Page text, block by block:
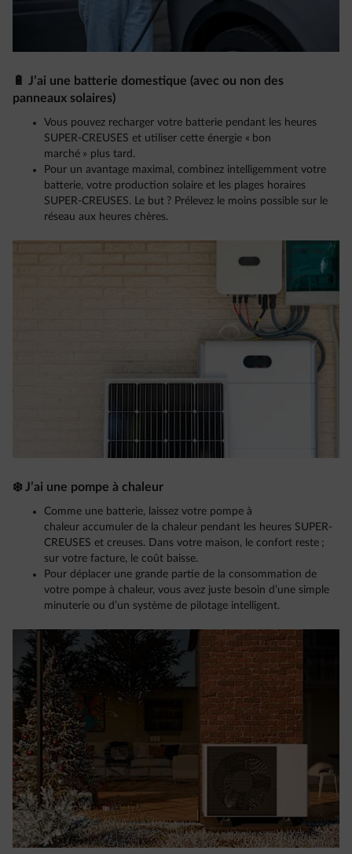
🔋 J’ai une batterie domestique (avec ou non des
panneaux solaires)
Vous pouvez recharger votre batterie pendant les heures
SUPER-CREUSES et utiliser cette énergie « bon
marché » plus tard.
Pour un avantage maximal, combinez intelligemment votre
batterie, votre production solaire et les plages horaires
SUPER-CREUSES. Le but ? Prélevez le moins possible sur le
réseau aux heures chères.
❄️ J’ai une pompe à chaleur
Comme une batterie, laissez votre pompe à
chaleur accumuler de la chaleur pendant les heures SUPER-
CREUSES et creuses. Dans votre maison, le confort reste ;
sur votre facture, le coût baisse.
Pour déplacer une grande partie de la consommation de
votre pompe à chaleur, vous avez juste besoin d’une simple
minuterie ou d’un système de pilotage intelligent.